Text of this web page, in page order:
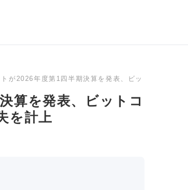
が2026年度第1四半期決算を発表、ビットコインの
算を発表、ビットコ
を計上